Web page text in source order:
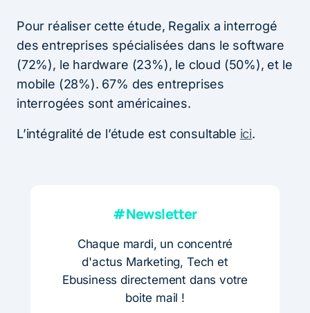
Pour réaliser cette étude, Regalix a interrogé
des entreprises spécialisées dans le software
(72%), le hardware (23%), le cloud (50%), et le
mobile (28%). 67% des entreprises
interrogées sont américaines.
L’intégralité de l’étude est consultable ici.
#Newsletter
Chaque mardi, un concentré
d'actus Marketing, Tech et
Ebusiness directement dans votre
boite mail !